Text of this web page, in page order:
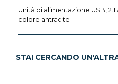
Unità di alimentazione USB, 2.1
colore antracite
STAI CERCANDO